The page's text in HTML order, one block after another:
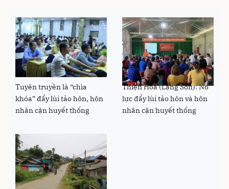
Tuyên truyền là “chìa
khóa” đẩy lùi tảo hôn, hôn
nhân cận huyết thống
Thiện Hòa (Lạng Sơn): Nỗ
lực đẩy lùi tảo hôn và hôn
nhân cận huyết thống